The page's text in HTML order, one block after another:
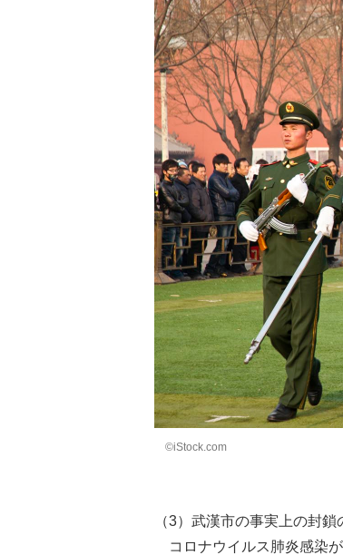
©iStock.com
（3）武漢市の事実上の封鎖
コロナウイルス肺炎感染